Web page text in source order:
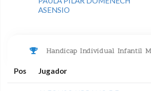
ASENSIO
Handicap Individual Infantil
Pos Jugador